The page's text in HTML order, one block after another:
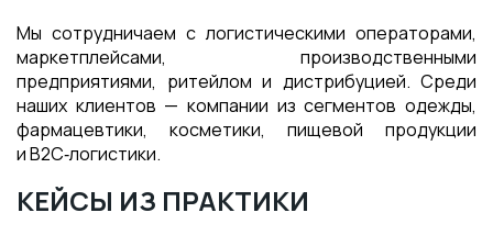
Мы сотрудничаем с логистическими операторами,
маркетплейсами, производственными
предприятиями, ритейлом и дистрибуцией. Среди
наших клиентов — компании из сегментов одежды,
фармацевтики, косметики, пищевой продукции
и B2C‑логистики.
КЕЙСЫ ИЗ ПРАКТИКИ